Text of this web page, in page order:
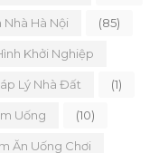
Nhà Hà Nội (85)
Khởi Nghiệp
Lý Nhà Đất (1)
Uống (10)
Ăn Uống Chơi